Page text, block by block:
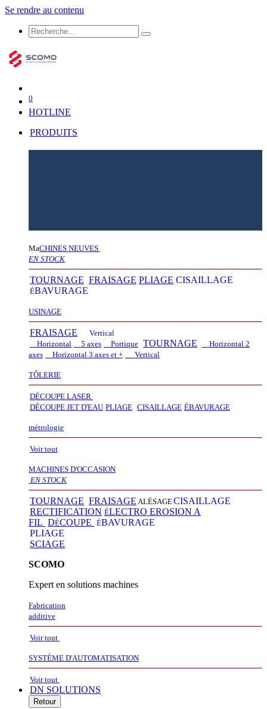
Se rendre au contenu
0
HOTLINE
PRODUITS
MaCHINES NEUVES
EN STOCK
TOURNAGE FRAISAGE PLIAGE CISAILLAGE
ÉBAVURAGE
USINAGE
FRAISAGE
Vertical
Horizontal
5 axes Portique TOURNAGE
Horizontal 2
axes
Horizontal 3 axes et + Vertical​
TÔLERIE
DÉCOUPE LASER
DÉCOUPE JET D'EAU PLIAGE CISAILLAGE ÉBAVURAGE
métrologie
Voir tout
MACHINES D'OCCASION
EN STOCK
TOURNAGE FRAISAGE ALÉSAGECISAILLAGE
RECTIFICATION ÉLECTRO EROSION A
FIL DÉCOUPE ÉBAVURAGE
PLIAGE
SCIAGE
SCOMO
Expert en solutions machines
Fabrication
additive
Voir tout
SYSTÈME D'AUTOMATISATION
Voir tout
DN SOLUTIONS
Retour